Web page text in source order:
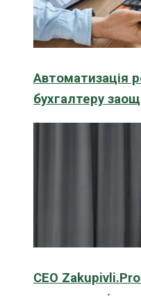
Автоматизація
бухгалтеру
CEO